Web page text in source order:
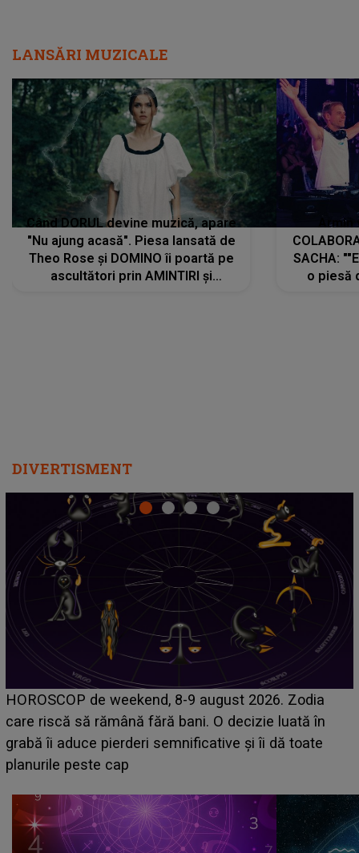
LANSĂRI MUZICALE
Când DORUL devine muzică, apare
"Nu ajung acasă". Piesa lansată de
Theo Rose și DOMINO îi poartă pe
ascultători prin AMINTIRI și
SACHA:
o piesă
DIVERTISMENT
Emanuel a ținut ACEST DETALIU ASCUNS până
acum! În fața Alexandrei, concurentul din Casa Iubirii
face o MĂRTURISIRE NEAȘTEPTATĂ despre mama
sa: "I-am spus și ei în față, eu nu te iubesc pentru